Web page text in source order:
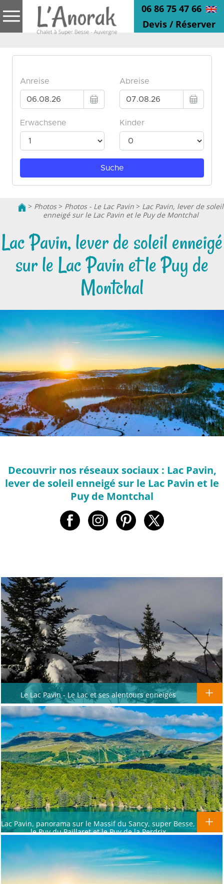
06 86 75 47 66
Devis / Réserver
> Photos> Photos - Le Lac Pavin > Lac Pavin, lever de soleil
enneigé sur le Lac Pavin et le Puy de Montchal
Lac Pavin, lever de soleil enneigé
sur le Lac Pavin et le Puy de
Montchal
Decouvrir nos réseaux sociaux : Lac Pavin,
lever de soleil enneigé sur le Lac Pavin et le
Puy de Montchal
Le Lac Pavin - Le Lac et ses alentours enneigés
Lac Pavin, panorama sur le Massif du Sancy, super Besse,
le Puy du Paillaret et le Puy de la Perdrix